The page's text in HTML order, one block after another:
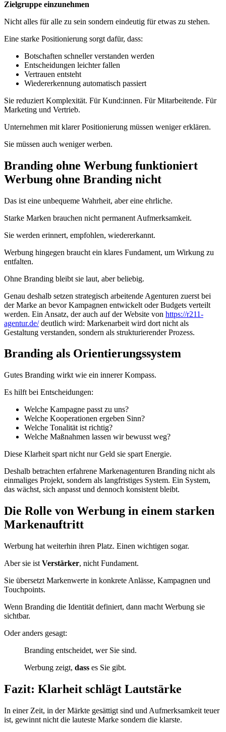
Zielgruppe einzunehmen
Nicht alles für alle zu sein sondern eindeutig für etwas zu stehen.
Eine starke Positionierung sorgt dafür, dass:
Botschaften schneller verstanden werden
Entscheidungen leichter fallen
Vertrauen entsteht
Wiedererkennung automatisch passiert
Sie reduziert Komplexität. Für Kund:innen. Für Mitarbeitende. Für
Marketing und Vertrieb.
Unternehmen mit klarer Positionierung müssen weniger erklären.
Sie müssen auch weniger werben.
Branding ohne Werbung funktioniert
Werbung ohne Branding nicht
Das ist eine unbequeme Wahrheit, aber eine ehrliche.
Starke Marken brauchen nicht permanent Aufmerksamkeit.
Sie werden erinnert, empfohlen, wiedererkannt.
Werbung hingegen braucht ein klares Fundament, um Wirkung zu
entfalten.
Ohne Branding bleibt sie laut, aber beliebig.
Genau deshalb setzen strategisch arbeitende Agenturen zuerst bei
der Marke an bevor Kampagnen entwickelt oder Budgets verteilt
werden. Ein Ansatz, der auch auf der Website von https://r211-
agentur.de/deutlich wird: Markenarbeit wird dort nicht als
Gestaltung verstanden, sondern als strukturierender Prozess.
Branding als Orientierungssystem
Gutes Branding wirkt wie ein innerer Kompass.
Es hilft bei Entscheidungen:
Welche Kampagne passt zu uns?
Welche Kooperationen ergeben Sinn?
Welche Tonalität ist richtig?
Welche Maßnahmen lassen wir bewusst weg?
Diese Klarheit spart nicht nur Geld sie spart Energie.
Deshalb betrachten erfahrene Markenagenturen Branding nicht als
einmaliges Projekt, sondern als langfristiges System. Ein System,
das wächst, sich anpasst und dennoch konsistent bleibt.
Die Rolle von Werbung in einem starken
Markenauftritt
Werbung hat weiterhin ihren Platz. Einen wichtigen sogar.
Aber sie ist Verstärker, nicht Fundament.
Sie übersetzt Markenwerte in konkrete Anlässe, Kampagnen und
Touchpoints.
Wenn Branding die Identität definiert, dann macht Werbung sie
sichtbar.
Oder anders gesagt:
Branding entscheidet, wer Sie sind.
Werbung zeigt, dass es Sie gibt.
Fazit: Klarheit schlägt Lautstärke
In einer Zeit, in der Märkte gesättigt sind und Aufmerksamkeit teuer
ist, gewinnt nicht die lauteste Marke sondern die klarste.